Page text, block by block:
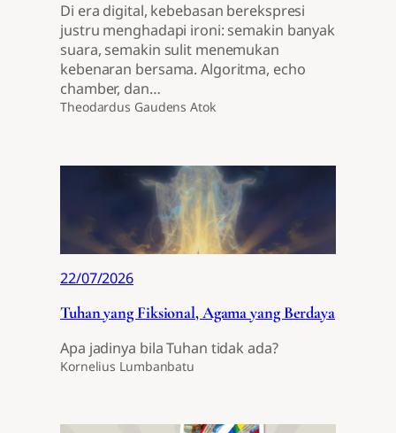
Di era digital, kebebasan berekspresi
justru menghadapi ironi: semakin banyak
suara, semakin sulit menemukan
kebenaran bersama. Algoritma, echo
chamber, dan…
Theodardus Gaudens Atok
22/07/2026
Tuhan yang Fiksional, Agama yang Berdaya
Apa jadinya bila Tuhan tidak ada?
Kornelius Lumbanbatu